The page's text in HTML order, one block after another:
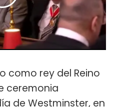
como rey del Reino
ceremonia
de Westminster, en